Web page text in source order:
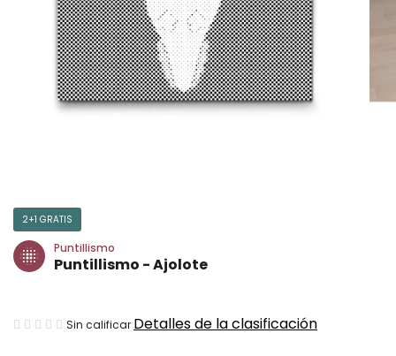
2+1 GRATIS
Puntillismo
Puntillismo - Ajolote
La
Sin calificar Detalles de la clasificación